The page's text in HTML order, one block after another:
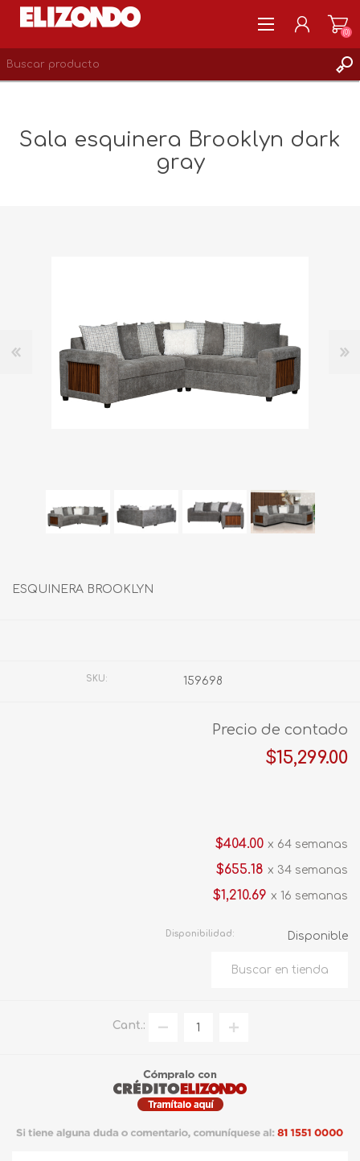
LISTA DE DESEOS
(0)
Sala esquinera Brooklyn dark
gray
ESQUINERA BROOKLYN
SKU: 159698
Precio de contado
$15,299.00
$404.00 x 64 semanas
$655.18 x 34 semanas
$1,210.69 x 16 semanas
Disponibilidad: Disponible
Cant.: